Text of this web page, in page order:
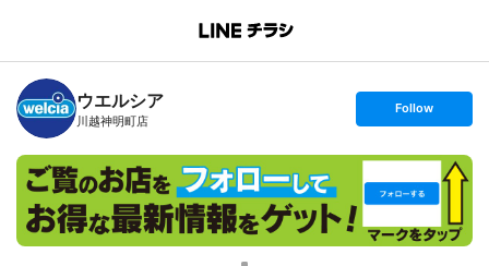
B
n
c
h
T
ウエルシア
川越神明町店
s
t
o
l
o
w
Follow